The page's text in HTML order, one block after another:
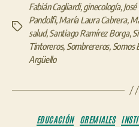
Etiquetas
Fabián Cagliardi,ginecología,
Pandolfi,María Laura Cabrera,
salud,Santiago Ramírez Borga,
Tintoreros, Sombrereros, Somos
Argüello
EDUCACIÓN GREMIALES